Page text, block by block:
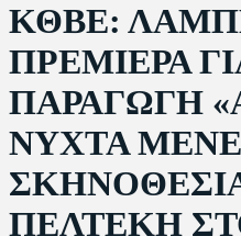
ΚΘΒΕ:
ΠΡΕΜΙΕΡΑ
ΠΑΡΑΓΩΓΗ
ΝΥΧTA
ΠΕΛΤΕΚΗ